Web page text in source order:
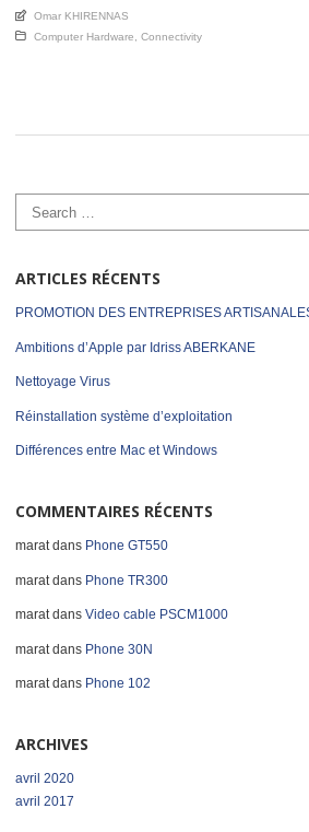
utilisateurs qui ont basculé sur Mac […]
An article by
Omar KHIRENNAS
Posted in
Computer Hardware Connectivity
ARTICLES RÉCENTS
PROMOTION DES ENTREPRISES
Ambitions d’Apple par Idriss ABERKANE
Nettoyage Virus
Réinstallation système d’exploitation
Différences entre Mac et Windows
COMMENTAIRES RÉCENTS
maratdans Phone GT550
marat dans Phone TR300
maratdans Video cable PSCM1000
marat dans Phone 30N
maratdans Phone 102
ARCHIVES
avril 2020
avril 2017